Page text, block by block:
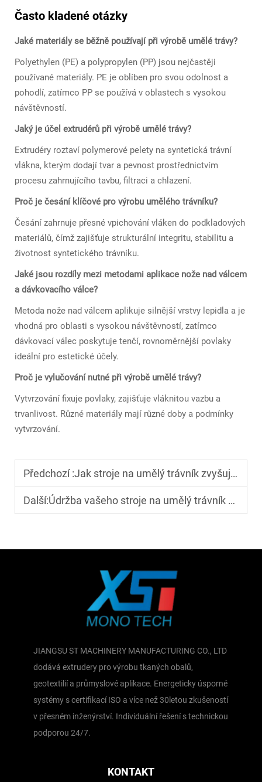
Často kladené otázky
Jaké materiály se běžně používají při výrobě umělé trávy?
Polyethylen (PE) a polypropylen (PP) jsou nejčastěji
používané materiály. PE je oblíben pro svou odolnost a
pohodlí, zatímco PP se používá v oblastech s vysokou
návštěvností.
Jaký je účel extrudérů při výrobě umělé trávy?
Extrudéry roztaví polymerové pelety na syntetická trávní
vlákna, kterým dodají tvar a pevnost prostřednictvím
procesu zahrnujícího tavbu, filtraci a chlazení.
Proč je česání klíčové pro výrobu umělého trávníku?
Česání zahrnuje přesné vpichování vláken do podkladových
materiálů, čímž zajišťuje strukturální integritu, stabilitu a
životnost syntetického trávníku.
Jaké jsou rozdíly mezi metodami aplikace nože nad válcem
a dávkovacího válce?
Metoda nože nad válcem aplikuje silnější vrstvy lepidla a je
vhodná pro oblasti s vysokou návštěvností, zatímco
dávkovací válec poskytuje tenčí, rovnoměrnější povlaky
ideální pro estetické účely.
Proč je vylučování nutné při výrobě umělé trávy?
Vytvrzování fixuje povlaky, zajišťuje vláknitou vazbu a
trvanlivost. Různé materiály mají různé doby a podmínky
vytvrzování.
Předchozí :Jak stroje na umělý trávník zvyšují výrobní efektivitu a kvalitu
Další:Údržba vašeho stroje na umělý trávník pro dlouhodobý výkon
JIANGSU ST MACHINERY MANUFACTURING CO., LTD
dodává extrudery pro výrobu tkaných obalů,
geotextilií a průmyslové aplikace. Energeticky úsporné
systémy s certifikací ISO a více než 30letou zkušeností
v přesném inženýrství. Individuální řešení s technickou
podporou 24/7.
KONTAKT